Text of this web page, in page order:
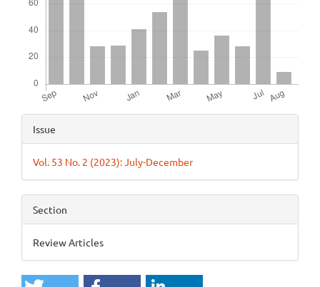
Article
Details
Issue
Vol. 53 No. 2 (2023): July-December
Section
Review Articles